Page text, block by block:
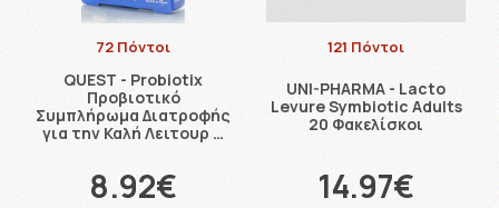
72 Πόντοι
QUEST - Probiotix
Προβιοτικό
Συμπλήρωμα Διατροφής
για την Καλή Λειτουρ …
8.92€
121 Πόντοι
UNI-PHARMA - Lacto
Levure Symbiotic Adults
20 Φακελίσκοι
14.97€